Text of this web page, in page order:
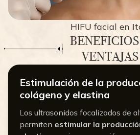
HIFU facial en
VENTAJAS
Estimulación de la
colágeno y elastina
Los ultrasonidos focalizados de
permiten estimular la